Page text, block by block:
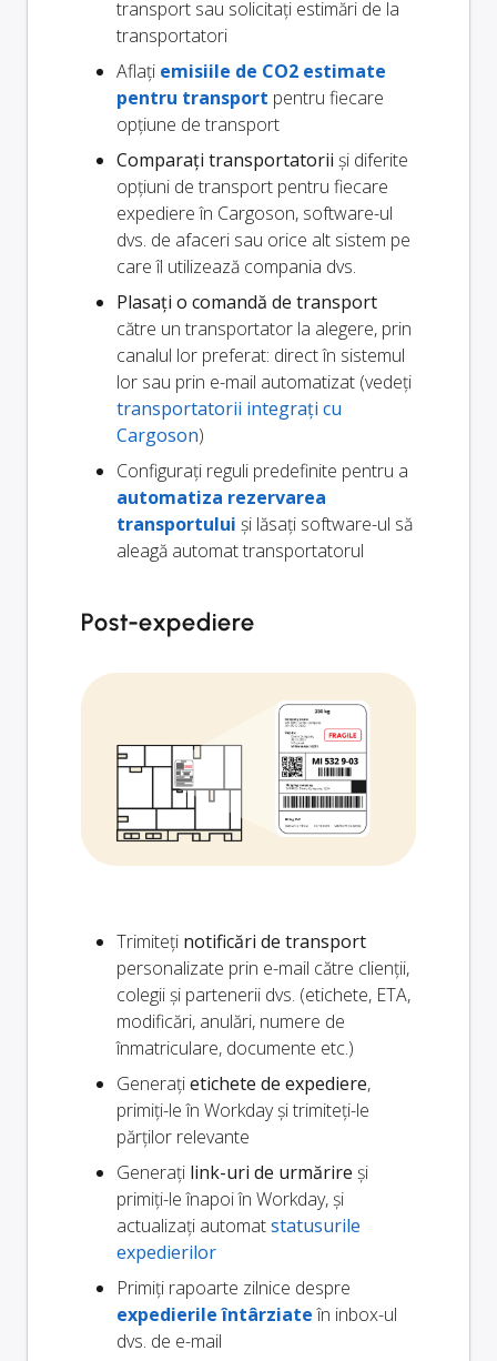
transport sau solicitați estimări de la
transportatori
Aflați emisiile de CO2 estimate
pentru transport pentru fiecare
opțiune de transport
Comparați transportatorii și diferite
opțiuni de transport pentru fiecare
expediere în Cargoson, software-ul
dvs. de afaceri sau orice alt sistem pe
care îl utilizează compania dvs.
Plasați o comandă de transport
către un transportator la alegere, prin
canalul lor preferat: direct în sistemul
lor sau prin e-mail automatizat (vedeți
transportatorii integrați cu
Cargoson)
Configurați reguli predefinite pentru a
automatiza rezervarea
transportului și lăsați software-ul să
aleagă automat transportatorul
Post-expediere
Trimiteți notificări de transport
personalizate prin e-mail către clienții,
colegii și partenerii dvs. (etichete, ETA,
modificări, anulări, numere de
înmatriculare, documente etc.)
Generațietichete de expediere,
primiți-le în Workday și trimiteți-le
părților relevante
Generați link-uri de urmărire și
primiți-le înapoi în Workday, și
actualizați automatstatusurile
expedierilor
Primiți rapoarte zilnice despre
expedierile întârziateîn inbox-ul
dvs. de e-mail